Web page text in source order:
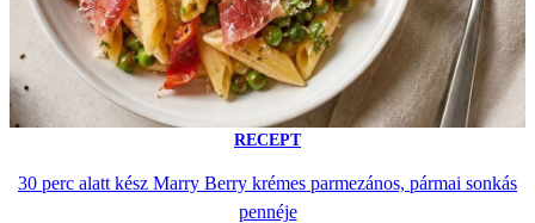
RECEPT
30 perc alatt kész Marry Berry krémes parmezános, pármai sonkás
pennéje